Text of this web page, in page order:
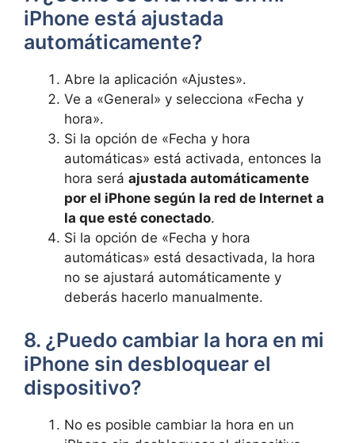
iPhone ⁣está ajustada
automáticamente?
Abre la aplicación «Ajustes».
Ve a «General»⁣ y selecciona «Fecha y
hora».
Si la opción⁤ de «Fecha y hora
automáticas» está activada, entonces la
hora será ‌ ajustada ⁢automáticamente
por el iPhone según la red de Internet a ​
la que esté conectado.
Si la opción de «Fecha y⁢ hora
automáticas» está desactivada, la hora
no se ajustará automáticamente‌ y
deberás hacerlo manualmente.
8. ¿Puedo cambiar la hora en mi
iPhone sin desbloquear el
dispositivo?
No es posible cambiar la hora en un